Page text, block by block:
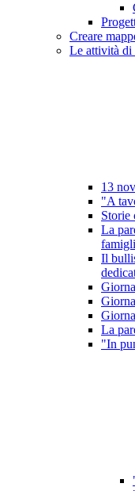
Creare
Le attività di
13
"A
Storie
La
Il
La
"In